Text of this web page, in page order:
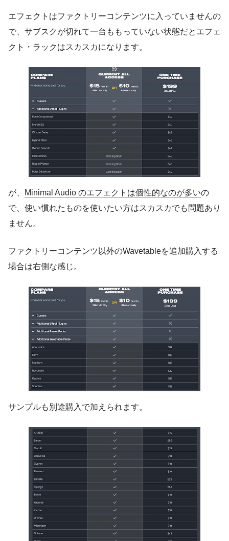
エフェクトはファクトリーコンテンツに入っていませんの
で、サブスクが切れて一台ももっていない状態だとエフェ
クト・ラックはスカスカになります。
が、 Minimal Audio のエフェクトは個性的なのが多いの
で、使い慣れたものを使いたい方はスカスカでも問題あり
ません。
ファクトリーコンテンツ以外のWavetableを追加購入する
場合は右側な感じ。
サンプルも別途購入で加えられます。